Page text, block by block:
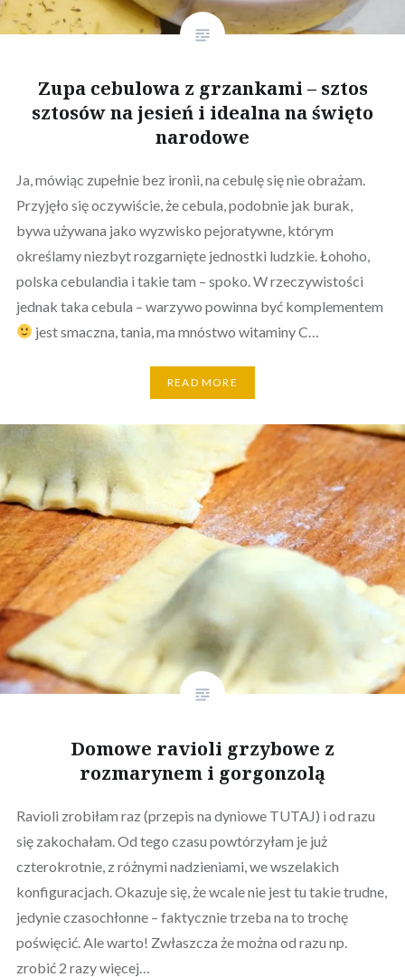
Zupa cebulowa z grzankami – sztos
sztosów na jesień i idealna na święto
narodowe
Ja, mówiąc zupełnie bez ironii, na cebulę się nie obrażam.
Przyjęło się oczywiście, że cebula, podobnie jak burak,
bywa używana jako wyzwisko pejoratywne, którym
określamy niezbyt rozgarnięte jednostki ludzkie. Łohoho,
polska cebulandia i takie tam – spoko. W rzeczywistości
jednak taka cebula – warzywo powinna być komplementem
jest smaczna, tania, ma mnóstwo witaminy C…
READ MORE
Domowe ravioli grzybowe z
rozmarynem i gorgonzolą
Ravioli zrobiłam raz (przepis na dyniowe TUTAJ) i od razu
się zakochałam. Od tego czasu powtórzyłam je już
czterokrotnie, z różnymi nadzieniami, we wszelakich
konfiguracjach. Okazuje się, że wcale nie jest tu takie trudne,
jedynie czasochłonne – faktycznie trzeba na to trochę
poświęcić. Ale warto! Zwłaszcza że można od razu np.
zrobić 2 razy więcej…